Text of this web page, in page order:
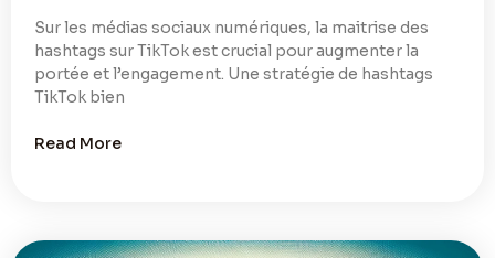
Sur les médias sociaux numériques, la maitrise des
hashtags sur TikTok est crucial pour augmenter la
portée et l’engagement. Une stratégie de hashtags
TikTok bien
Read More